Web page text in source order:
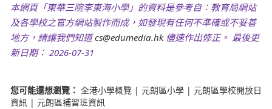
本網頁「東華三院李東海小學」的資料是參考自：教育局網站
及各學校之官方網站製作而成，如發現有任何不準確或不妥善
地方，請讓我們知道cs@edumedia.hk儘速作出修正。 最後更
新日期： 2026-07-31
您可能還想瀏覽： 全港小學概覽 | 元朗區小學 | 元朗區學校開放日
資訊 | 元朗區補習班資訊